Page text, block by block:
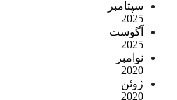
سپتامبر
2025
آگوست
2025
نوامبر
2020
ژوئن
2020